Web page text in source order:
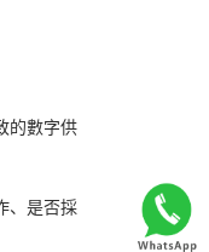
的數字供
、是否採